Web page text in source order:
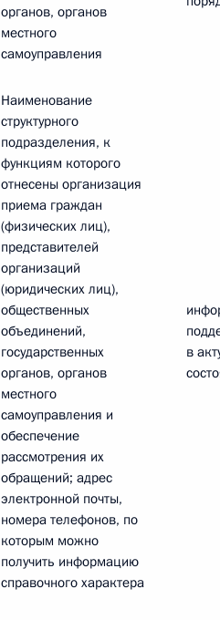
органов, органов
местного
самоуправления
Наименование
структурного
подразделения, к
функциям которого
отнесены организация
приема граждан
(физических лиц),
представителей
организаций
(юридических лиц),
общественных
объединений,
государственных
органов, органов
местного
самоуправления и
обеспечение
рассмотрения их
обращений; адрес
электронной почты,
номера телефонов, по
которым можно
получить информацию
справочного характера
в